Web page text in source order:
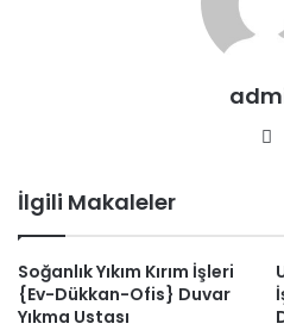
şekilde gerçekleştiriyoruz.
Ekipman ve Teknoloji:
En
ekipmanlar ve araçlarla
odaklanırız. Projelerinizi
Hangi Tür
İlgili Makaleler
Soğanlık Yıkım Kırım İşleri
{Ev-Dükkan-Ofis} Duvar
Yıkma Ustası